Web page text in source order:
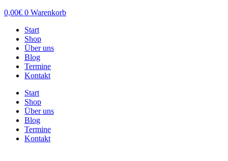
0,00€ 0 Warenkorb
Start
Shop
Über uns
Blog
Termine
Kontakt
Start
Shop
Über uns
Blog
Termine
Kontakt